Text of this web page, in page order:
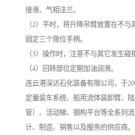
接液、气相法兰。
（2）平时，将升降吊臂放置在不与
固定三个限位手柄。
（3）操作时，注意不与其它发生碰
（4）回转部位定期加油润滑。
连云港深达石化装备有限公司，于
定量装车系统、船用流体装卸臂、
管）、活动梯、钢构平台等全系列
计、制造、销售以及服务的供应商。